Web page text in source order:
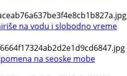
na vodu i slobodno vreme
na seoske mobe